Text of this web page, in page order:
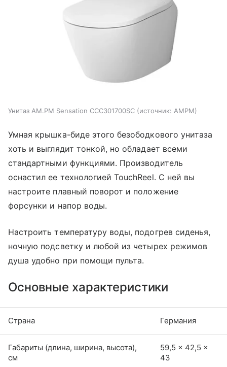
Унитаз AM.PM Sensation CCC301700SC источник: AMPM
Умная крышка-биде этого безободкового унитаза
хоть и выглядит тонкой, но обладает всеми
стандартными функциями. Производитель
оснастил ее технологией TouchReel. С ней вы
настроите плавный поворот и положение
форсунки и напор воды.
Настроить температуру воды, подогрев сиденья,
ночную подсветку и любой из четырех режимов
душа удобно при помощи пульта.
Основные характеристики
Страна Германия
Габариты (длина, ширина, высота),
см
59,5 × 42,5 ×
43